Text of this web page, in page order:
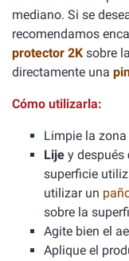
mediano. Si se
recomendamos
protector 2K sobre
directamente una
Cómo utilizarla:
Limpie la
Lije y después
superficie
utilizar un
sobre la
Agite bien el
Aplique el